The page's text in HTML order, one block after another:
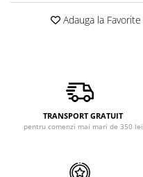
Adauga la Favorite
TRANSPORT GRATUIT
pentru comenzi mai mari de 350 lei